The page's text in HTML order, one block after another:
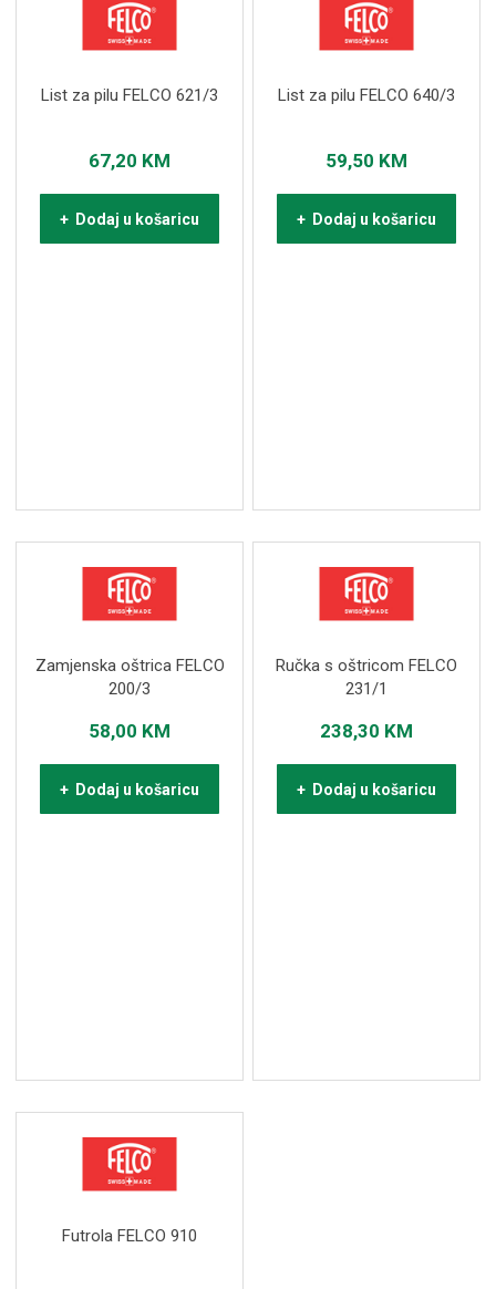
List za pilu FELCO 621/3
67,20 KM
+ Dodaj u košaricu
List za pilu FELCO 640/3
59,50 KM
+ Dodaj u košaricu
Zamjenska oštrica FELCO
200/3
58,00 KM
+ Dodaj u košaricu
Ručka s oštricom FELCO
231/1
238,30 KM
+ Dodaj u košaricu
Futrola FELCO 910